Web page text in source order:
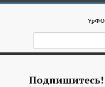
УрФО
Подпишитесь!